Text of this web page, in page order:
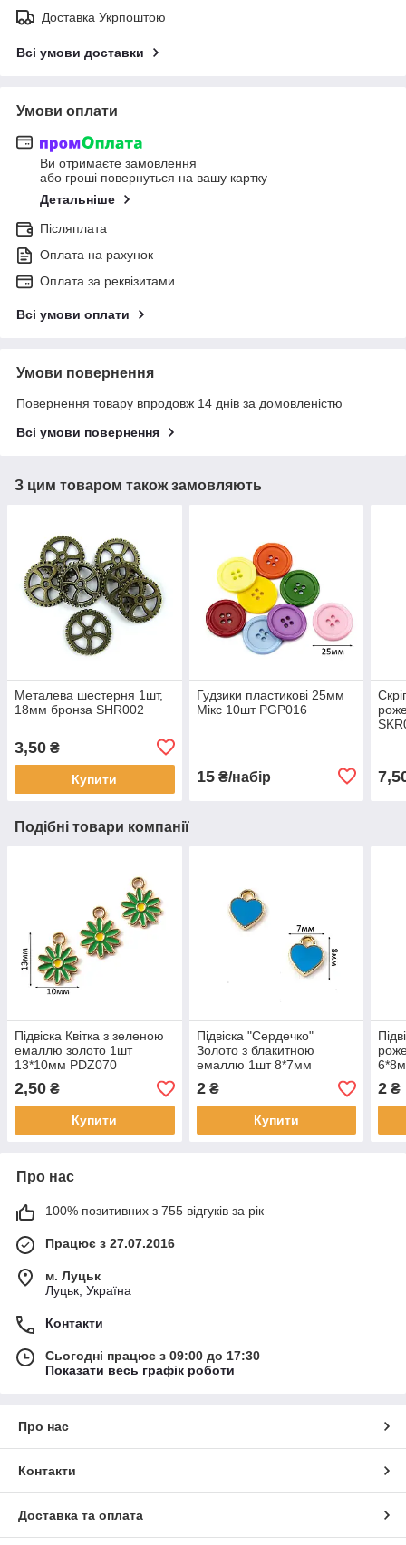
Доставка Укрпоштою
Всі умови доставки
Умови оплати
Ви отримаєте замовлення
або гроші повернуться на вашу картку
Детальніше
Післяплата
Оплата на рахунок
Оплата за реквізитами
Всі умови оплати
Умови повернення
Повернення товару впродовж 14 днів за домовленістю
Всі умови повернення
З цим товаром також замовляють
Металева шестерня 1шт,
18мм бронза SHR002
3,50 ₴
Купити
Гудзики пластикові 25мм
Мікс 10шт PGP016
15₴/набір
Подібні товари компанії
Підвіска Квітка з зеленою
емаллю золото 1шт
13*10мм PDZ070
2,50 ₴
Купити
Підвіска "Сердечко"
Золото з блакитною
емаллю 1шт 8*7мм
PDZ045
2₴
Купити
2 ₴
Про нас
100% позитивних з 755 відгуків за рік
Працює з 27.07.2016
м. Луцьк
Луцьк, Україна
Контакти
Сьогодні працює з 09:00 до 17:30
Показати весь графік роботи
Про нас
Контакти
Доставка та оплата